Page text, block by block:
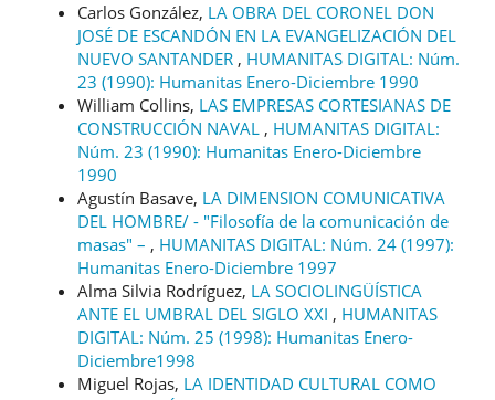
Carlos González, LA OBRA DEL CORONEL DON
JOSÉ DE ESCANDÓN EN LA EVANGELIZACIÓN DEL
NUEVO SANTANDER , HUMANITAS DIGITAL: Núm.
23 (1990): Humanitas Enero-Diciembre 1990
William Collins, LAS EMPRESAS CORTESIANAS DE
CONSTRUCCIÓN NAVAL , HUMANITAS DIGITAL:
Núm. 23 (1990): Humanitas Enero-Diciembre
1990
Agustín Basave, LA DIMENSION COMUNICATIVA
DEL HOMBRE/ - "Filosofía de la comunicación de
masas" – , HUMANITAS DIGITAL: Núm. 24 (1997):
Humanitas Enero-Diciembre 1997
Alma Silvia Rodríguez, LA SOCIOLINGÜÍSTICA
ANTE EL UMBRAL DEL SIGLO XXI , HUMANITAS
DIGITAL: Núm. 25 (1998): Humanitas Enero-
Diciembre1998
Miguel Rojas, LA IDENTIDAD CULTURAL COMO